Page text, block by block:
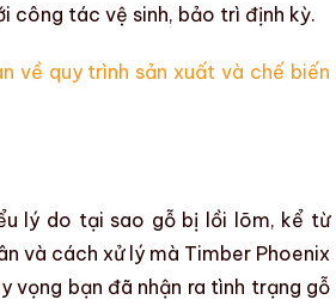
công tác vệ sinh, bảo trì định kỳ.
về quy trình sản xuất và chế biến
lý do tại sao gỗ bị lồi lõm, kể từ
và cách xử lý mà Timber Phoenix
vọng bạn đã nhận ra tình trạng gỗ